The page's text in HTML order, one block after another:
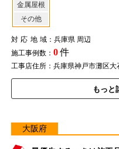
金属屋根
その他
対応地域：兵庫県 周辺
施工事例数： 0件
工事店住所：兵庫県神戸市灘区大
もっと
大阪府